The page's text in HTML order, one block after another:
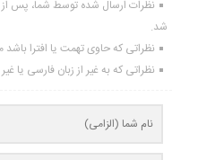
نظرات ارسال شده توسط شما، پس
شد.
نظراتی که حاوی تهمت یا افترا
نظراتی که به غیر از زبان فارسی یا